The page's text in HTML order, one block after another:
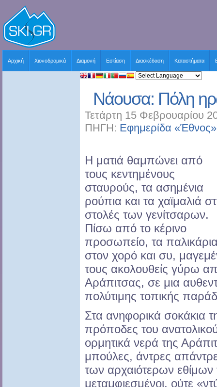
Αρχική Χιονοδρομικά Διαμονή Εστίαση Διασκέδαση Καταστήματα
Νάουσα: Πόλη
Τετάρτη 15 Φεβρουαρίου
ΠΗΓΗ: Εφημερίδα «Έθνος»
Η ματιά θαμπώνει από
τους κεντημένους
σταυρούς, τα ασημένια
ρούπια και τα χαϊμαλιά
στολές των γενίτσαρων.
Πίσω από το κέρινο
προσωπείο, τα
στον χορό και συ,
τους ακολουθείς γύρω
Αράπιτσας, σε μια
πολύτιμης τοπικής
Στα ανηφορικά σοκάκια
πρόποδες του
ορμητικά νερά της
μπούλες, άντρες
των αρχαιότερων εθίμων
μεταμφιεσμένοι, ούτε